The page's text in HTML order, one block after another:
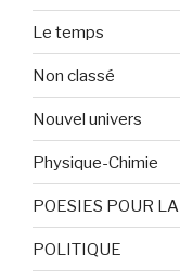
Le temps
Non classé
Nouvel univers
Physique-Chimie
POESIES POUR
POLITIQUE